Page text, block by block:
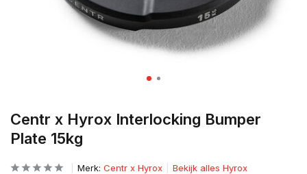
Centr x Hyrox Interlocking Bumper
Plate 15kg
Merk: Centr x Hyrox Bekijk alles Hyrox